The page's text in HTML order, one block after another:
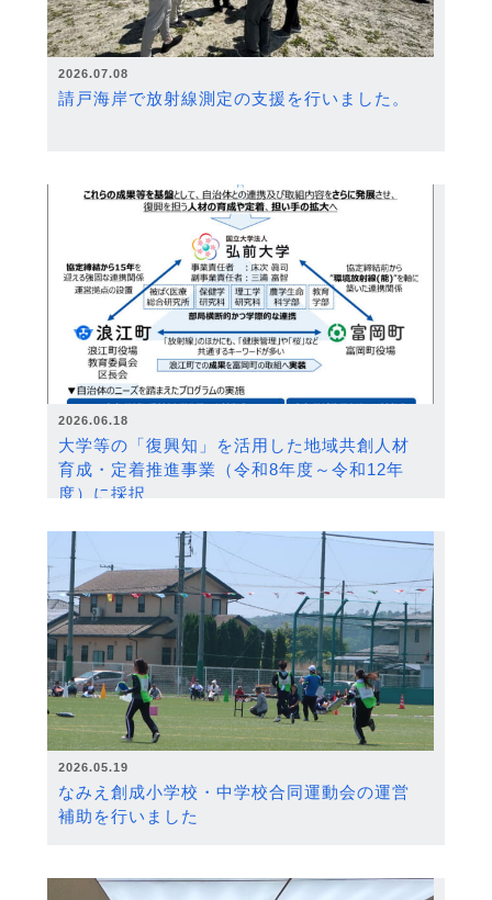
2026.07.08
請戸海岸で放射線測定の支援を行いました。
2026.06.18
大学等の「復興知」を活用した地域共創人材
育成・定着推進事業（令和8年度～令和12年
度）に採択
2026.05.19
なみえ創成小学校・中学校合同運動会の運営
補助を行いました